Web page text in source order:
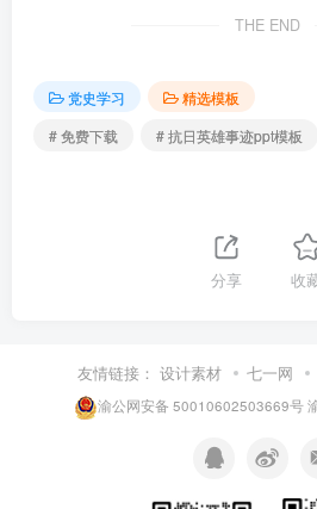
THE END
党史学习
精选模板
# 免费下载
# 抗日英雄事迹ppt模板
分享 收
友情链接： 设计素材 七一网
渝公网安备 50010602503669号